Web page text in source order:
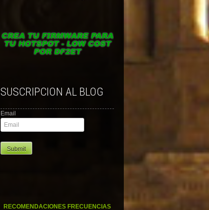
SUSCRIPCION AL BLOG
Email
RECOMENDACIONES FRECUENCIAS